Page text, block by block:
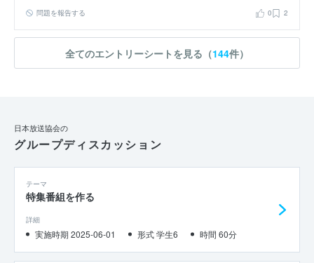
す。ジャーナリストであれば、情報の最前線に立って、正しく、わか
義で、私自身の叶えたい思いと通じる仕事だと思います。
問題を報告する 0 2
全てのエントリーシートを見る（144件）
日本放送協会の
グループディスカッション
テーマ
特集番組を作る
詳細
実施時期 2025-06-01 形式 学生6 時間 60分